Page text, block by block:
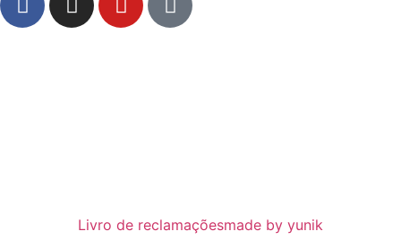
Livro de reclamaçõesmade by yunik